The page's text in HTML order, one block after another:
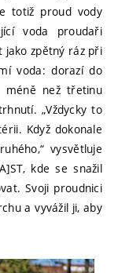
totiž proud vody
voda proudaři
jako zpětný ráz při
voda: dorazí do
méně než třetinu
„Vždycky to
Když dokonale
vysvětluje
kde se snažil
Svoji proudnici
a vyvážil ji, aby